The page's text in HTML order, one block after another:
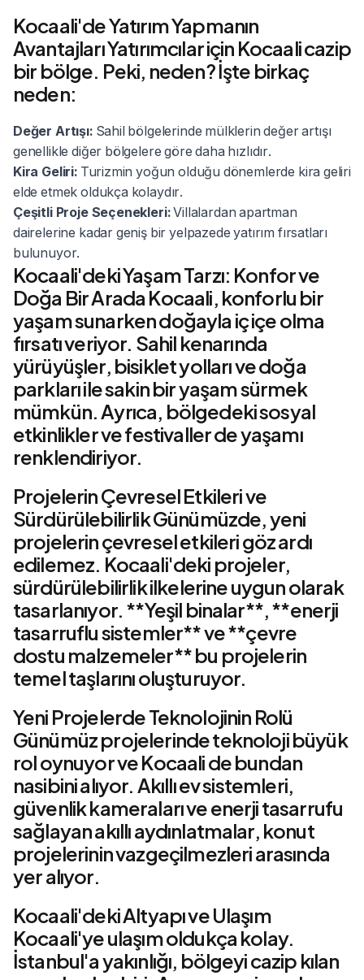
Kocaali'de Yatırım Yapmanın
Avantajları Yatırımcılar için Kocaali cazip
bir bölge. Peki, neden? İşte birkaç
neden:
Değer Artışı:Sahil bölgelerinde mülklerin değer artışı
genellikle diğer bölgelere göre daha hızlıdır.
Kira Geliri:Turizmin yoğun olduğu dönemlerde kira geliri
elde etmek oldukça kolaydır.
Çeşitli Proje Seçenekleri:Villalardan apartman
dairelerine kadar geniş bir yelpazede yatırım fırsatları
bulunuyor.
Kocaali'deki Yaşam Tarzı: Konfor ve
Doğa Bir Arada Kocaali, konforlu bir
yaşam sunarken doğayla iç içe olma
fırsatı veriyor. Sahil kenarında
yürüyüşler, bisiklet yolları ve doğa
parkları ile sakin bir yaşam sürmek
mümkün. Ayrıca, bölgedeki sosyal
etkinlikler ve festivaller de yaşamı
renklendiriyor.
Projelerin Çevresel Etkileri ve
Sürdürülebilirlik Günümüzde, yeni
projelerin çevresel etkileri göz ardı
edilemez. Kocaali'deki projeler,
sürdürülebilirlik ilkelerine uygun olarak
tasarlanıyor. **Yeşil binalar**, **enerji
tasarruflu sistemler** ve **çevre
dostu malzemeler** bu projelerin
temel taşlarını oluşturuyor.
Yeni Projelerde Teknolojinin Rolü
Günümüz projelerinde teknoloji büyük
rol oynuyor ve Kocaali de bundan
nasibini alıyor. Akıllı ev sistemleri,
güvenlik kameraları ve enerji tasarrufu
sağlayan akıllı aydınlatmalar, konut
projelerinin vazgeçilmezleri arasında
yer alıyor.
Kocaali'deki Altyapı ve Ulaşım
Kocaali'ye ulaşım oldukça kolay.
İstanbul'a yakınlığı, bölgeyi cazip kılan